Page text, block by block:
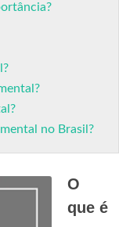
no Brasil?
O
que é